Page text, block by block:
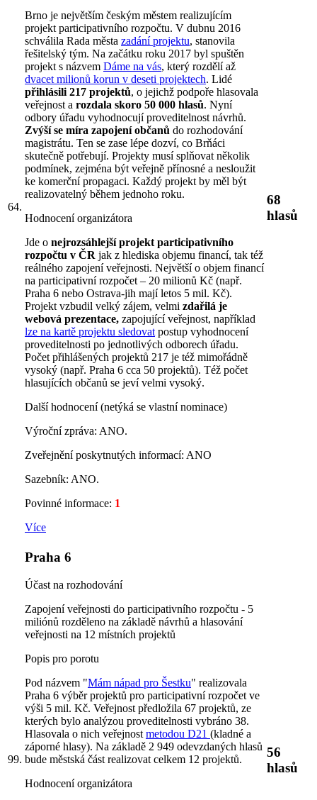
64.
Brno je největším českým městem realizujícím
projekt participativního rozpočtu. V dubnu 2016
schválila Rada města zadání projektu, stanovila
řešitelský tým. Na začátku roku 2017 byl spuštěn
projekt s názvem Dáme na vás, který rozdělí až
dvacet milionů korun v deseti projektech. Lidé
přihlásili 217 projektů, o jejichž podpoře hlasovala
veřejnost a rozdala skoro 50 000 hlasů. Nyní
odbory úřadu vyhodnocují proveditelnost návrhů.
Zvýší se míra zapojení občanů do rozhodování
magistrátu. Ten se zase lépe dozví, co Brňáci
skutečně potřebují. Projekty musí splňovat několik
podmínek, zejména být veřejně přínosné a nesloužit
ke komerční propagaci. Každý projekt by měl být
realizovatelný během jednoho roku.
Hodnocení organizátora
Jde o nejrozsáhlejší projekt participativního
rozpočtu v ČR jak z hlediska objemu financí, tak též
reálného zapojení veřejnosti. Největší o objem financí
na participativní rozpočet – 20 milionů Kč (např.
Praha 6 nebo Ostrava-jih mají letos 5 mil. Kč).
Projekt vzbudil velký zájem, velmi zdařilá je
webová prezentace, zapojující veřejnost, například
lze na kartě projektu sledovat postup vyhodnocení
proveditelnosti po jednotlivých odborech úřadu.
Počet přihlášených projektů 217 je též mimořádně
vysoký (např. Praha 6 cca 50 projektů). Též počet
hlasujících občanů se jeví velmi vysoký.
Další hodnocení (netýká se vlastní nominace)
Výroční zpráva: ANO.
Zveřejnění poskytnutých informací: ANO
Sazebník: ANO.
Povinné informace: 1
Více
68
hlasů
99.
Praha 6
Účast na rozhodování
Zapojení veřejnosti do participativního rozpočtu - 5
miliónů rozděleno na základě návrhů a hlasování
veřejnosti na 12 místních projektů
Popis pro porotu
Pod názvem "Mám nápad pro Šestku" realizovala
Praha 6 výběr projektů pro participativní rozpočet ve
výši 5 mil. Kč. Veřejnost předložila 67 projektů, ze
kterých bylo analýzou proveditelnosti vybráno 38.
Hlasovala o nich veřejnost metodou D21 (kladné a
záporné hlasy). Na základě 2 949 odevzdaných hlasů
bude městská část realizovat celkem 12 projektů.
Hodnocení organizátora
56
hlasů